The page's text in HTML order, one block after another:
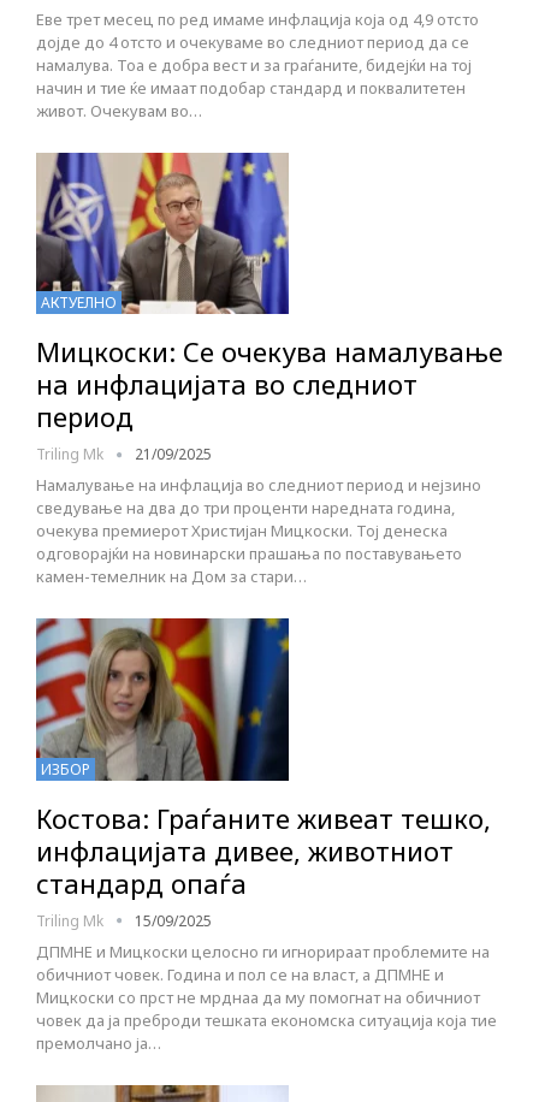
Еве трет месец по ред имаме инфлација која од 4,9 отсто
дојде до 4 отсто и очекуваме во следниот период да се
намалува. Тоа е добра вест и за граѓаните, бидејќи на тој
начин и тие ќе имаат подобар стандард и поквалитетен
живот. Очекувам во…
АКТУЕЛНО
Мицкоски: Се очекува намалување
на инфлацијата во следниот
период
Triling Mk 21/09/2025
Намалување на инфлација во следниот период и нејзино
сведување на два до три проценти наредната година,
очекува премиерот Христијан Мицкоски. Тој денеска
одговорајќи на новинарски прашања по поставувањето
камен-темелник на Дом за стари…
ИЗБОР
Костова: Граѓаните живеат тешко,
инфлацијата дивее, животниот
стандард опаѓа
Triling Mk 15/09/2025
ДПМНЕ и Мицкоски целосно ги игнорираат проблемите на
обичниот човек. Година и пол се на власт, а ДПМНЕ и
Мицкоски со прст не мрднаа да му помогнат на обичниот
човек да ја преброди тешката економска ситуација која тие
премолчано ја…